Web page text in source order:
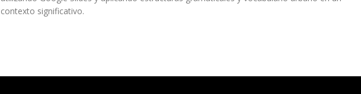
contexto significativo.